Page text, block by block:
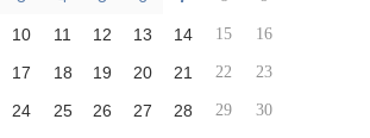
10 11 12 13 14 15 16
17 18 19 20 21 22 23
24 25 26 27 28 29 30